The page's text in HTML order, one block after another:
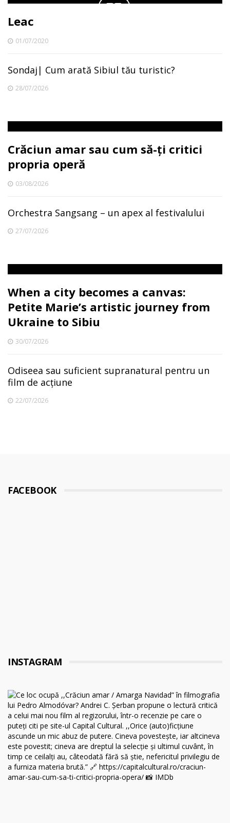
Leac
01/07/2020
Sondaj| Cum arată Sibiul tău turistic?
28/07/2026
Crăciun amar sau cum să-ți critici
propria operă
03/08/2026
Orchestra Sangsang – un apex al festivalului
27/07/2026
When a city becomes a canvas:
Petite Marie’s artistic journey from
Ukraine to Sibiu
30/07/2026
Odiseea sau suficient supranatural pentru un
film de acțiune
22/07/2026
FACEBOOK
INSTAGRAM